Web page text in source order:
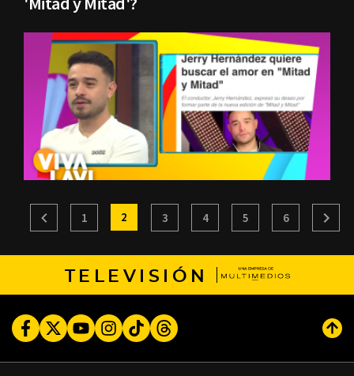
1 2 3 4 5 6
TELEVISIÓN
FacebookTwitterYoutubeInstagram
TikTokThreads